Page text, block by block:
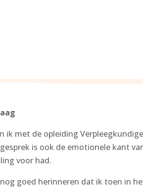
ik met de opleiding
is ook de emotionele kant
voor had.
goed herinneren dat ik toen in